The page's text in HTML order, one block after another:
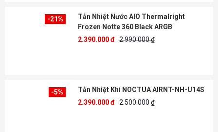
-21%
Tản Nhiệt Nước AIO Thermalright
Frozen Notte 360 Black ARGB
2.390.000 đ 2.990.000 ₫
-5%
Tản Nhiệt Khí NOCTUA AIRNT-NH-U14S
2.390.000 đ 2.500.000 ₫